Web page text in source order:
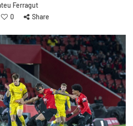
Ferragut
0 Share